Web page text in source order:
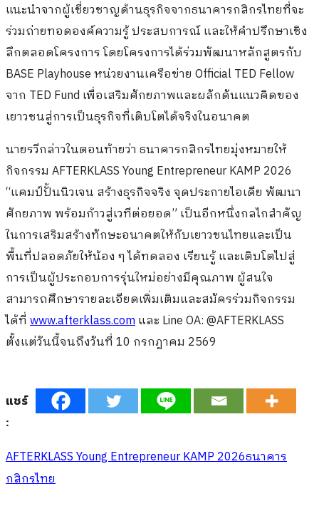
แนะนำจากผู้เชี่ยวชาญด้านธุรกิจจากธนาคารกสิกรไทยที่จะ
ร่วมถ่ายทอดองค์ความรู้ ประสบการณ์ และให้คำปรึกษาเชิง
ลึกตลอดโครงการ โดยโครงการได้ร่วมพัฒนาหลักสูตรกับ
BASE Playhouse หน่วยงานเครือข่าย Official TED Fellow
จาก TED Fund เพื่อเสริมศักยภาพและผลักดันแนวคิดของ
เยาวชนสู่การเป็นธุรกิจที่เติบโตได้จริงในอนาคต
นายรวีกล่าวในตอนท้ายว่า ธนาคารกสิกรไทยมุ่งหมายให้
กิจกรรม AFTERKLASS Young Entrepreneur KAMP 2026
“แคมป์ปั้นนิวเจน สร้างธุรกิจจริง จุดประกายไอเดีย พัฒนา
ศักยภาพ พร้อมก้าวสู่เวทีต่อยอด” เป็นอีกหนึ่งกลไกสำคัญ
ในการเสริมสร้างทักษะอนาคตให้กับเยาวชนไทยและเป็น
พื้นที่ปลอดภัยให้น้อง ๆ ได้ทดลอง เรียนรู้ และเติบโตไปสู่
การเป็นผู้ประกอบการรุ่นใหม่อย่างมีคุณภาพ ผู้สนใจ
สามารถศึกษารายละเอียดเพิ่มเติมและสมัครร่วมกิจกรรม
ได้ที่ www.afterklass.comและ Line OA: @AFTERKLASS
ตั้งแต่วันนี้จนถึงวันที่ 10 กรกฎาคม 2569
แชร์
:
AFTERKLASS Young Entrepreneur KAMP 2026ธนาคาร
กสิกรไทย